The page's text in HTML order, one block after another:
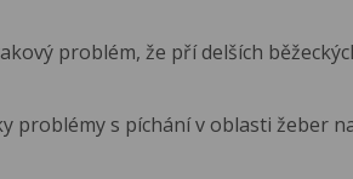
problém, že pří delších
problémy s píchání v oblasti žeber